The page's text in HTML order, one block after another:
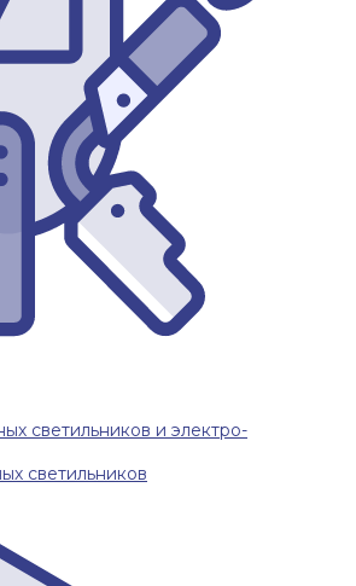
светильников и электро-
светильников